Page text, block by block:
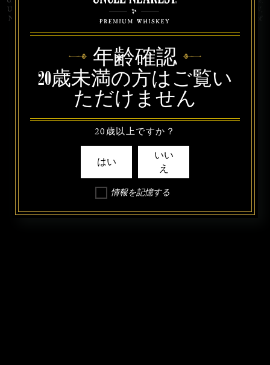
UNCLE NEAREST, THE BEST WHISKEY MAKER THE WORLD NEVER KNEW,
NATHAN GREEN, NEAREST GREEN, and DRINK HONORABLY are trademarks of
年齢確認
20歳未満の方はご覧い
ただけません
20歳以上ですか？
はい
いい
え
情報を記憶する